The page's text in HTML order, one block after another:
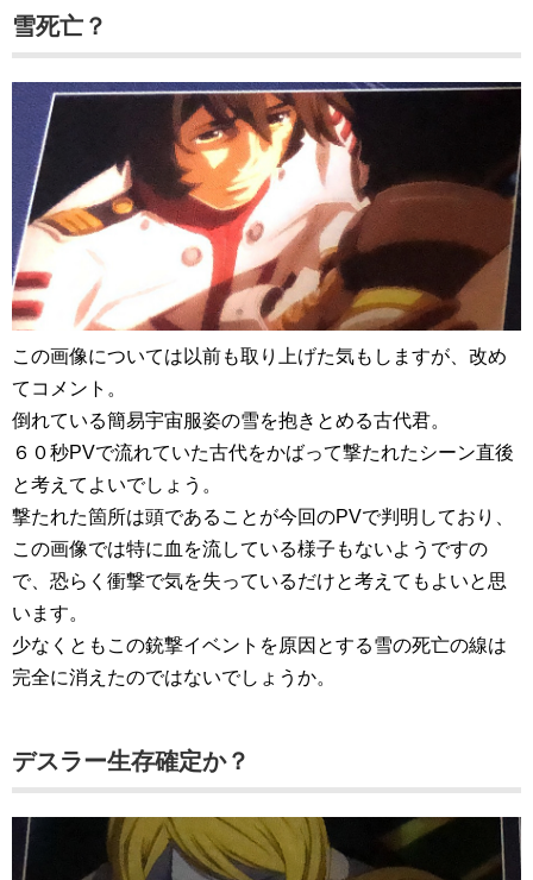
雪死亡？
この画像については以前も取り上げた気もしますが、改め
てコメント。
倒れている簡易宇宙服姿の雪を抱きとめる古代君。
６０秒PVで流れていた古代をかばって撃たれたシーン直後
と考えてよいでしょう。
撃たれた箇所は頭であることが今回のPVで判明しており、
この画像では特に血を流している様子もないようですの
で、恐らく衝撃で気を失っているだけと考えてもよいと思
います。
少なくともこの銃撃イベントを原因とする雪の死亡の線は
完全に消えたのではないでしょうか。
デスラー生存確定か？